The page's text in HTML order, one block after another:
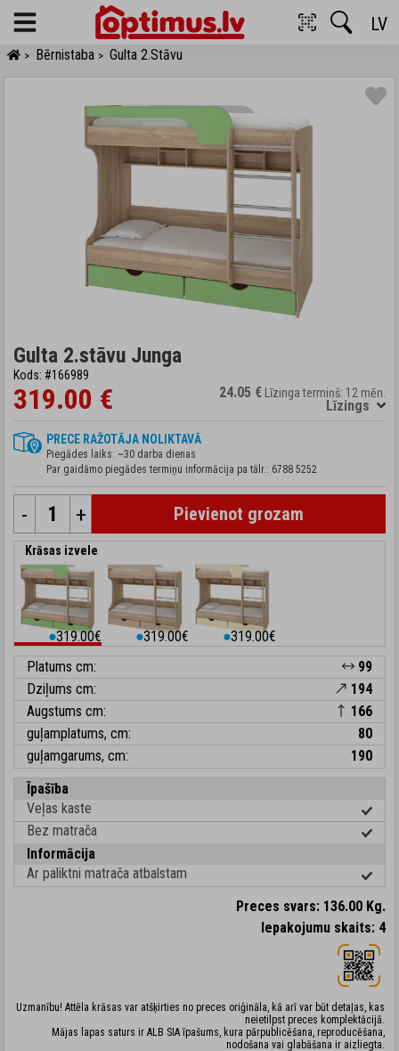
Menu LV
> Bērnistaba > Gulta 2.stāvu
Gulta 2.stāvu Junga
Kods: #166989
319.00 € 24.05 € Līzinga termiņš: 12 mēn.
Līzings
PRECE RAŽOTĀJA NOLIKTAVĀ
Piegādes laiks: ~30 darba dienas
Par gaidāmo piegādes termiņu informācija pa tālr.: 6788 5252
- + Pievienot grozam
Krāsas izvele
⬤319.00€ ⬤319.00€ ⬤319.00€
Platums cm:
99
Dziļums cm:
194
Augstums cm:
166
guļamplatums, cm:
80
guļamgarums, cm:
190
Īpašība
Veļas kaste
Bez matrača
Informācija
Ar paliktni matrača atbalstam
Preces svars: 136.00 Kg.
Iepakojumu skaits: 4
Uzmanību! Attēla krāsas var atšķirties no preces oriģināla, kā arī var būt detaļas, kas
neietilpst preces komplektācijā.
Mājas lapas saturs ir ALB SIA īpašums, kura pārpublicēšana, reproducēšana,
nodošana vai glabāšana ir aizliegta.